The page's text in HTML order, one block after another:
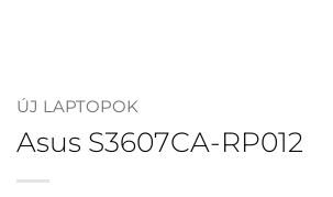
ÚJ LAPTOPOK
Asus S3607CA-RP012